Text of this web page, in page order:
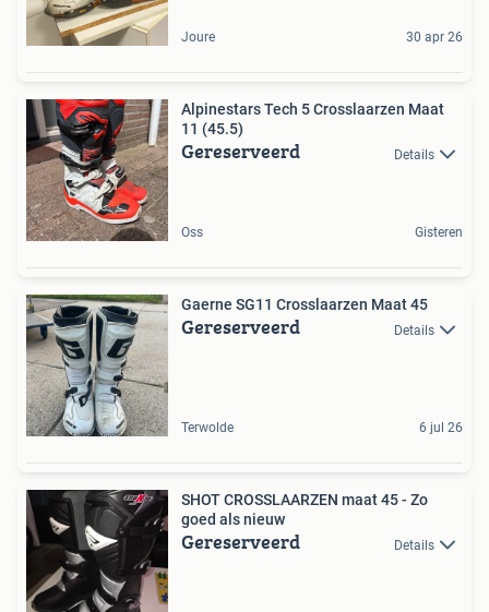
Joure 30 apr 26
Alpinestars Tech 5 Crosslaarzen Maat
11 (45.5)
Gereserveerd Details
Oss Gisteren
Gaerne SG11 Crosslaarzen Maat 45
Gereserveerd Details
Terwolde 6 jul 26
SHOT CROSSLAARZEN maat 45 - Zo
goed als nieuw
Gereserveerd Details